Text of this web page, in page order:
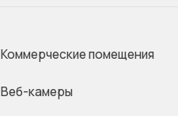
Коммерческие помещения
Веб-камеры